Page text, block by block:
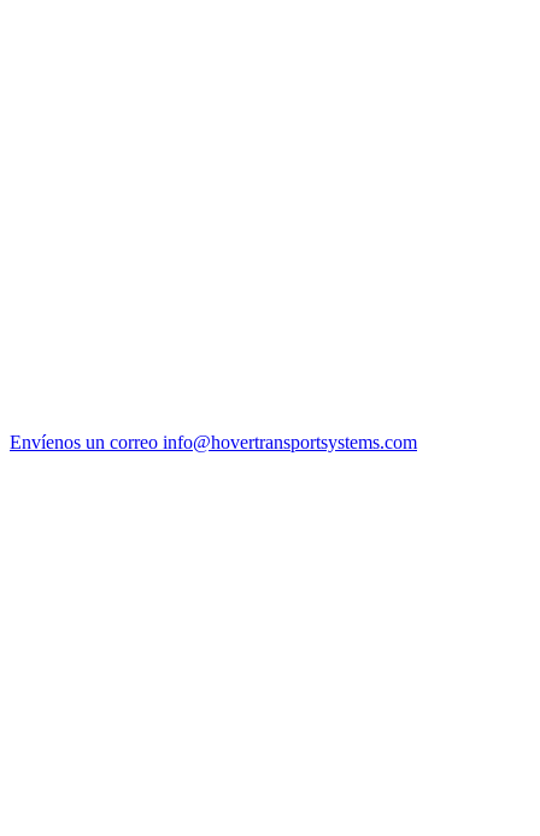
Envíenos un correo info@hovertransportsystems.com